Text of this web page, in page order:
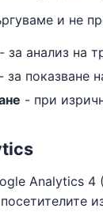
и не
- за анализ на
- за показване
- при
Analytics 4